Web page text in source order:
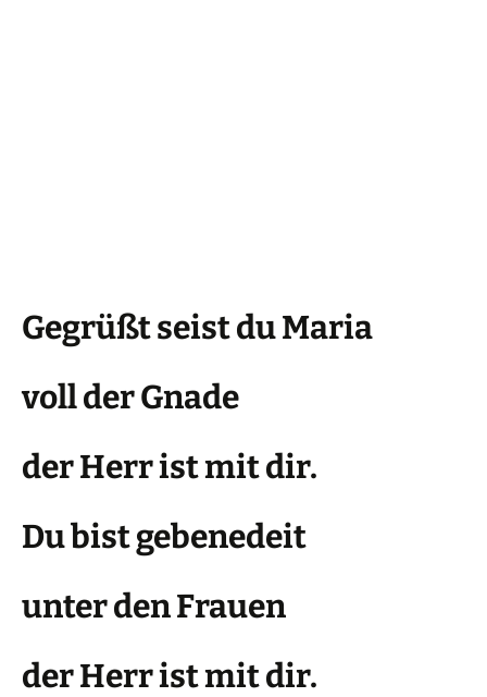
Gegrüßt seist du Maria
voll der Gnade
der Herr ist mit dir.
Du bist gebenedeit
unter den Frauen
der Herr ist mit dir.